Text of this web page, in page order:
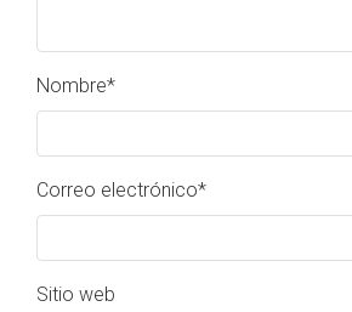
Nombre*
Correo electrónico*
Sitio web